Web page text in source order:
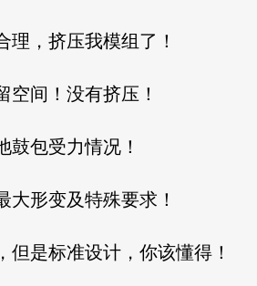
理，挤压我模组了！
空间！没有挤压！
鼓包受力情况！
大形变及特殊要求！
是标准设计，你该懂得！